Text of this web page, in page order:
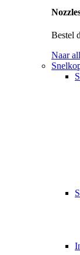
Bestel
Naar